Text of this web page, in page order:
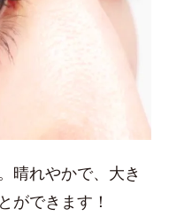
晴れやかで、大き
ができます！